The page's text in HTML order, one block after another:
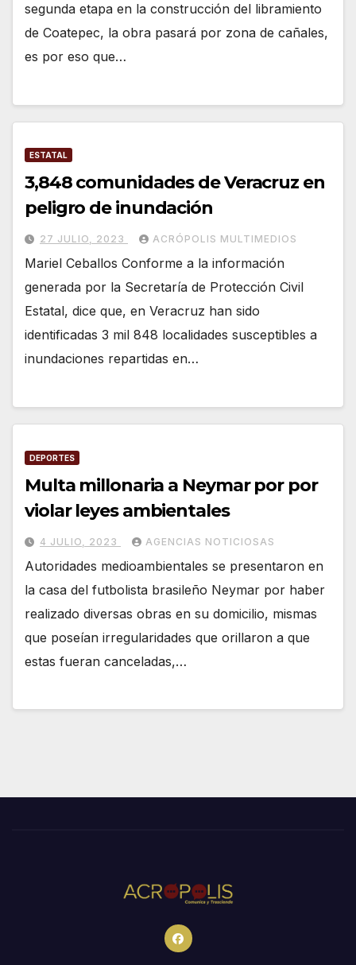
segunda etapa en la construcción del libramiento
de Coatepec, la obra pasará por zona de cañales,
es por eso que…
ESTATAL
3,848 comunidades de Veracruz en
peligro de inundación
27 JULIO, 2023 ACRÓPOLIS MULTIMEDIOS
Mariel Ceballos Conforme a la información
generada por la Secretaría de Protección Civil
Estatal, dice que, en Veracruz han sido
identificadas 3 mil 848 localidades susceptibles a
inundaciones repartidas en…
DEPORTES
Multa millonaria a Neymar por por
violar leyes ambientales
4 JULIO, 2023 AGENCIAS NOTICIOSAS
Autoridades medioambientales se presentaron en
la casa del futbolista brasileño Neymar por haber
realizado diversas obras en su domicilio, mismas
que poseían irregularidades que orillaron a que
estas fueran canceladas,…